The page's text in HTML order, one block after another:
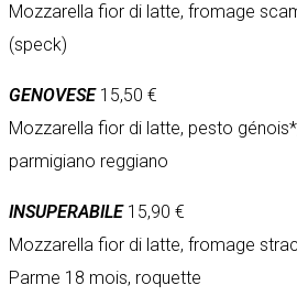
Mozzarella fior di latte, fromage
(speck)
GENOVESE 15,50 €
Mozzarella fior di latte, pesto
parmigiano reggiano
INSUPERABILE15,90 €
Mozzarella fior di latte, fromage
Parme 18 mois, roquette